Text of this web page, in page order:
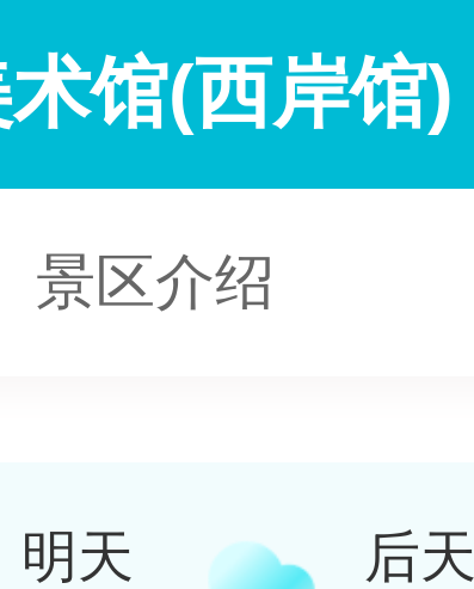
馆(西岸馆)
景区介绍
明天 后天